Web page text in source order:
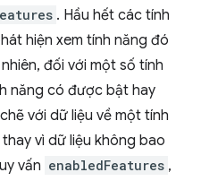
. Hầu hết các tính
hiện xem tính năng đó
đối với một số tính
năng có được bật hay
với dữ liệu về một tính
vì dữ liệu không bao
vấn enabledFeatures ,